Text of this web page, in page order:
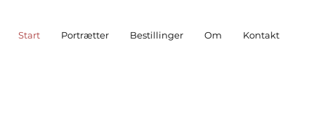
Start Portrætter Bestillinger Om Kontakt